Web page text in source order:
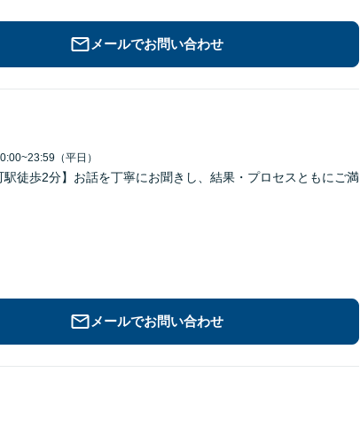
メールでお問い合わせ
（平日）
徒歩2分】お話を丁寧にお聞きし、結果・プロセスともにご満
メールでお問い合わせ